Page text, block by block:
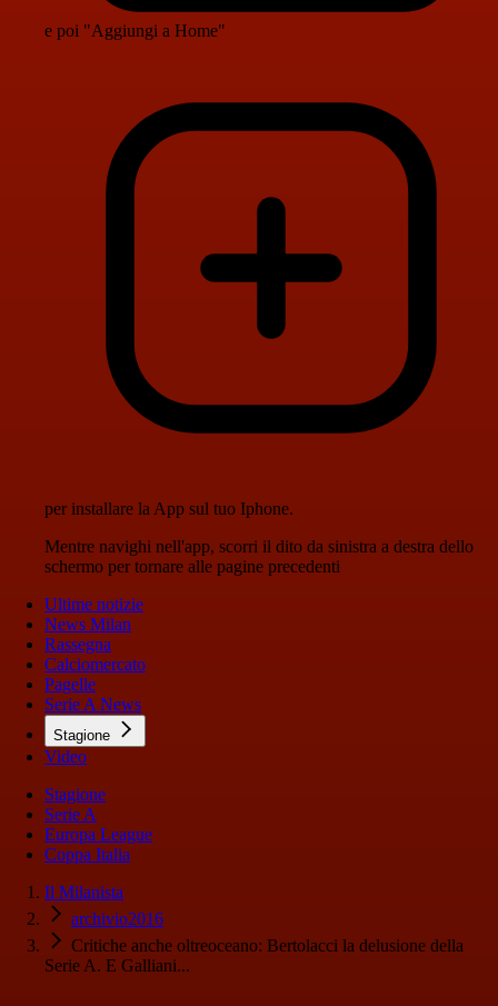
e poi "Aggiungi a Home"
per installare la App sul tuo Iphone.
Mentre navighi nell'app, scorri il dito da sinistra a destra dello
schermo per tornare alle pagine precedenti
Ultime notizie
News Milan
Rassegna
Calciomercato
Pagelle
Serie A News
Stagione
Video
Stagione
Serie A
Europa League
Coppa Italia
Il Milanista
archivio2016
Critiche anche oltreoceano: Bertolacci la delusione della
Serie A. E Galliani...